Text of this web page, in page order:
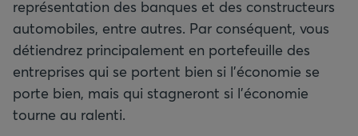
représentation des banques et des constructeurs
automobiles, entre autres. Par conséquent, vous
détiendrez principalement en portefeuille des
entreprises qui se portent bien si l’économie se
porte bien, mais qui stagneront si l’économie
tourne au ralenti.